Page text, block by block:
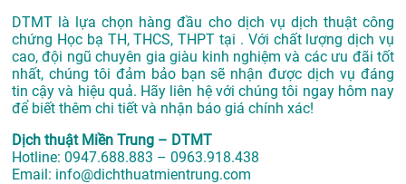
DTMT là lựa chọn hàng đầu cho dịch vụ dịch thuật công
chứng Học bạ TH, THCS, THPT tại . Với chất lượng dịch vụ
cao, đội ngũ chuyên gia giàu kinh nghiệm và các ưu đãi tốt
nhất, chúng tôi đảm bảo bạn sẽ nhận được dịch vụ đáng
tin cậy và hiệu quả. Hãy liên hệ với chúng tôi ngay hôm nay
để biết thêm chi tiết và nhận báo giá chính xác!
Dịch thuật Miền Trung – DTMT
Hotline: 0947.688.883 – 0963.918.438
Email: info@dichthuatmientrung.com